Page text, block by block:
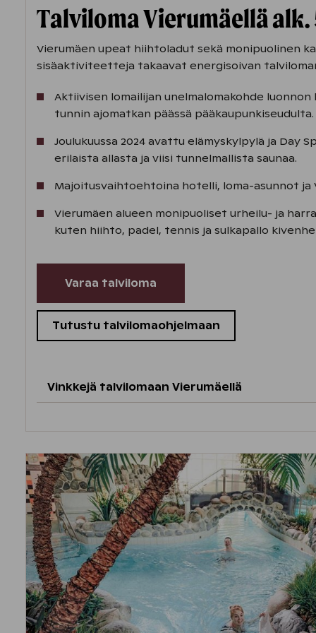
Talviloma Vierumäellä
Vierumäen upeat hiihtoladut sekä monipuolinen
sisäaktiviteetteja takaavat energisoivan
Aktiivisen lomailijan unelmalomakohde luonnon
tunnin ajomatkan päässä pääkaupunkiseudulta.
Joulukuussa 2024 avattu elämyskylpylä ja Day
erilaista allasta ja viisi tunnelmallista saunaa.
Majoitusvaihtoehtoina hotelli, loma-asunnot ja
Vierumäen alueen monipuoliset urheilu- ja
kuten hiihto, padel, tennis ja sulkapallo
Varaa talviloma
Tutustu talvilomaohjelmaan
Vinkkejä talvilomaan Vierumäellä
Urheiluhallin ja jäähallin väliin juoksuradalle
pienimmille lasten latu. Lasten ladun
tehtäviä, joiden suorittamisesta on luvassa
varrella ohjaaja opastaa ja kannustaa
Lasten ladulle pääset su 15.2. | ti 17.2. | to 19.2. |
Vierumäellä on upeat talvireitit
hotellin aulasta.
Lumikenkäilyä tai liukulumikenkäilyä upeissa
Lumikenkiä vuokrattavissa